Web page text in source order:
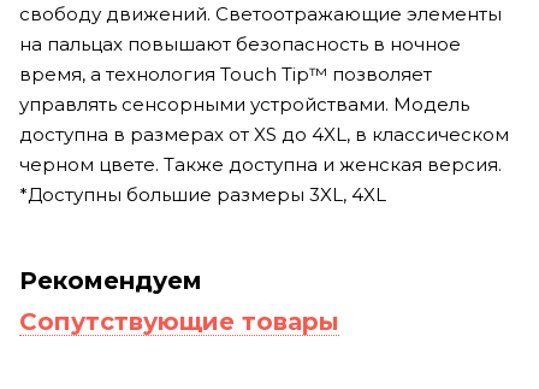
свободу движений. Светоотражающие элементы
на пальцах повышают безопасность в ночное
время, а технология Touch Tip™ позволяет
управлять сенсорными устройствами. Модель
доступна в размерах от XS до 4XL, в классическом
черном цвете. Также доступна и женская версия.
*Доступны большие размеры 3XL, 4XL
Рекомендуем
Сопутствующие товары